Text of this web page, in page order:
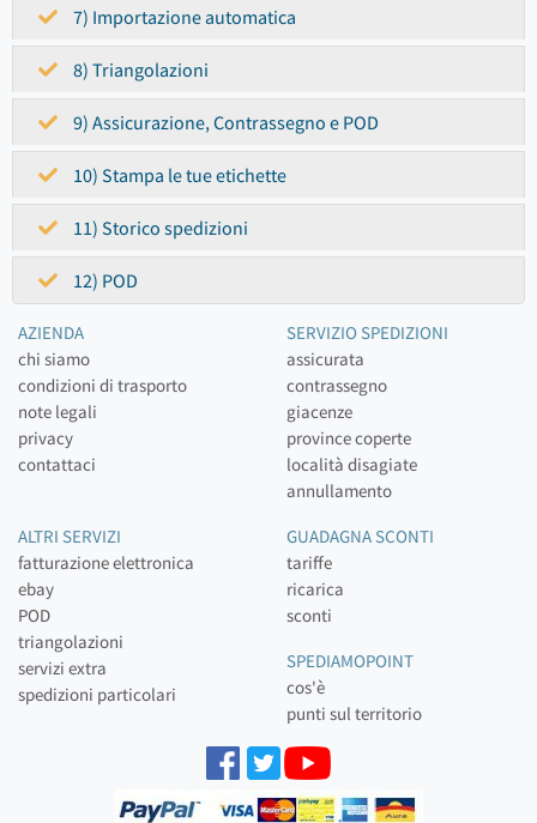
7) Importazione automatica
8) Triangolazioni
9) Assicurazione, Contrassegno e POD
10) Stampa le tue etichette
11) Storico spedizioni
12) POD
AZIENDA
chi siamo
condizioni di trasporto
note legali
privacy
contattaci
SERVIZIO SPEDIZIONI
assicurata
contrassegno
giacenze
province coperte
località disagiate
annullamento
ALTRI SERVIZI
fatturazione elettronica
ebay
POD
triangolazioni
servizi extra
spedizioni particolari
GUADAGNA SCONTI
tariffe
ricarica
sconti
SPEDIAMOPOINT
cos'è
punti sul territorio